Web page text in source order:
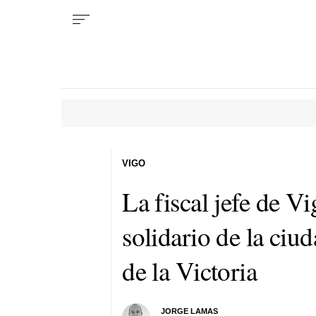
La fiscal jefe de
solidario de la
de la Victoria
JORGE LAMAS
VIGO